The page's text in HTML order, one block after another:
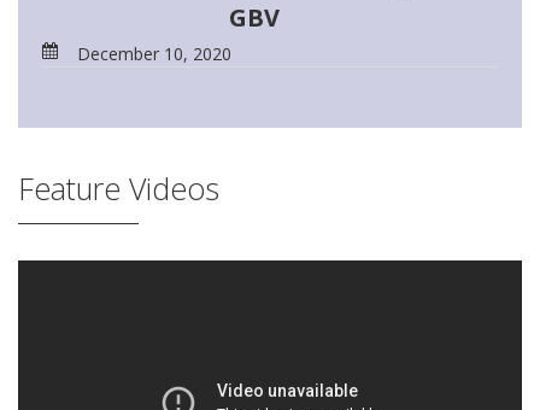
GBV
December 10, 2020
Feature Videos